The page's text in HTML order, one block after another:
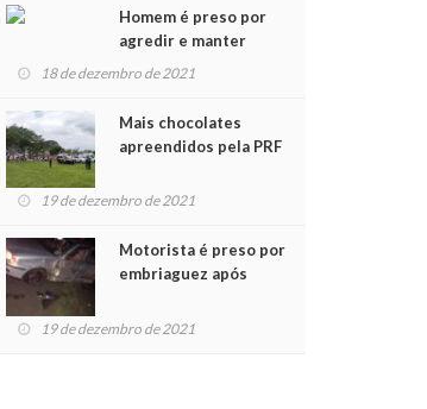
Homem é preso por
agredir e manter
mulher em cárcere
18 de dezembro de 2021
Mais chocolates
apreendidos pela PRF
crianças no Natal
19 de dezembro de 2021
Motorista é preso por
embriaguez após
feridos
19 de dezembro de 2021